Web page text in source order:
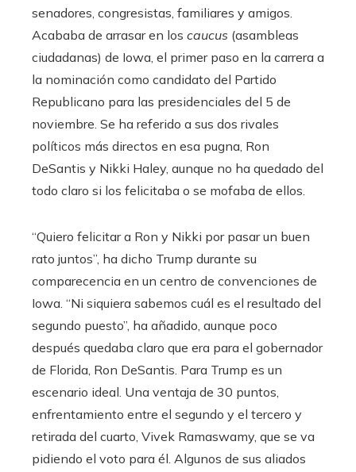
senadores, congresistas, familiares y amigos.
Acababa de arrasar en los caucus (asambleas
ciudadanas) de Iowa, el primer paso en la carrera a
la nominación como candidato del Partido
Republicano para las presidenciales del 5 de
noviembre. Se ha referido a sus dos rivales
políticos más directos en esa pugna, Ron
DeSantis y Nikki Haley, aunque no ha quedado del
todo claro si los felicitaba o se mofaba de ellos.
“Quiero felicitar a Ron y Nikki por pasar un buen
rato juntos”, ha dicho Trump durante su
comparecencia en un centro de convenciones de
Iowa. “Ni siquiera sabemos cuál es el resultado del
segundo puesto”, ha añadido, aunque poco
después quedaba claro que era para el gobernador
de Florida, Ron DeSantis. Para Trump es un
escenario ideal. Una ventaja de 30 puntos,
enfrentamiento entre el segundo y el tercero y
retirada del cuarto, Vivek Ramaswamy, que se va
pidiendo el voto para él. Algunos de sus aliados